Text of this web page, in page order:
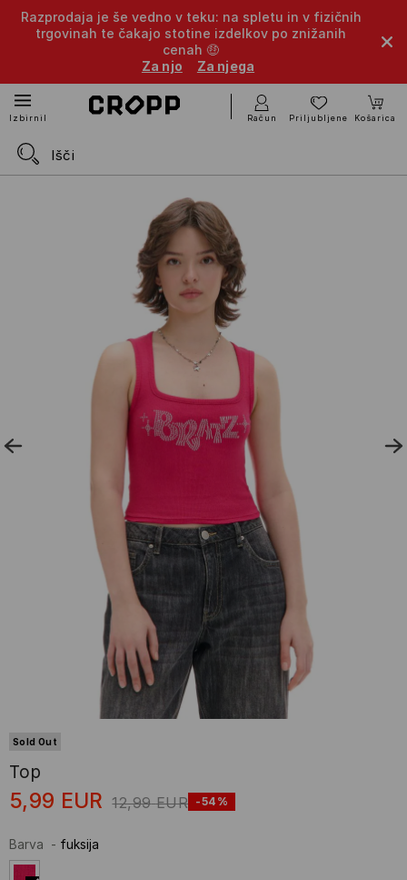
Razprodaja je še vedno v teku: na spletu in v fizičnih
trgovinah te čakajo stotine izdelkov po znižanih
cenah 🤑
Za njo
Za njega
Izbirnik Račun Priljubljene Košarica
Sold Out
Top
5,99 EUR 12,99 EUR -54%
Barva - fuksija